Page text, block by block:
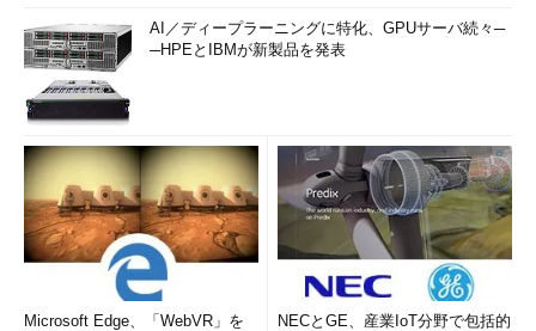
AI／ディープラーニングに特化、GPUサーバ続々─
─HPEとIBMが新製品を発表
Microsoft Edge、「WebVR」を
NECとGE、産業IoT分野で包括的